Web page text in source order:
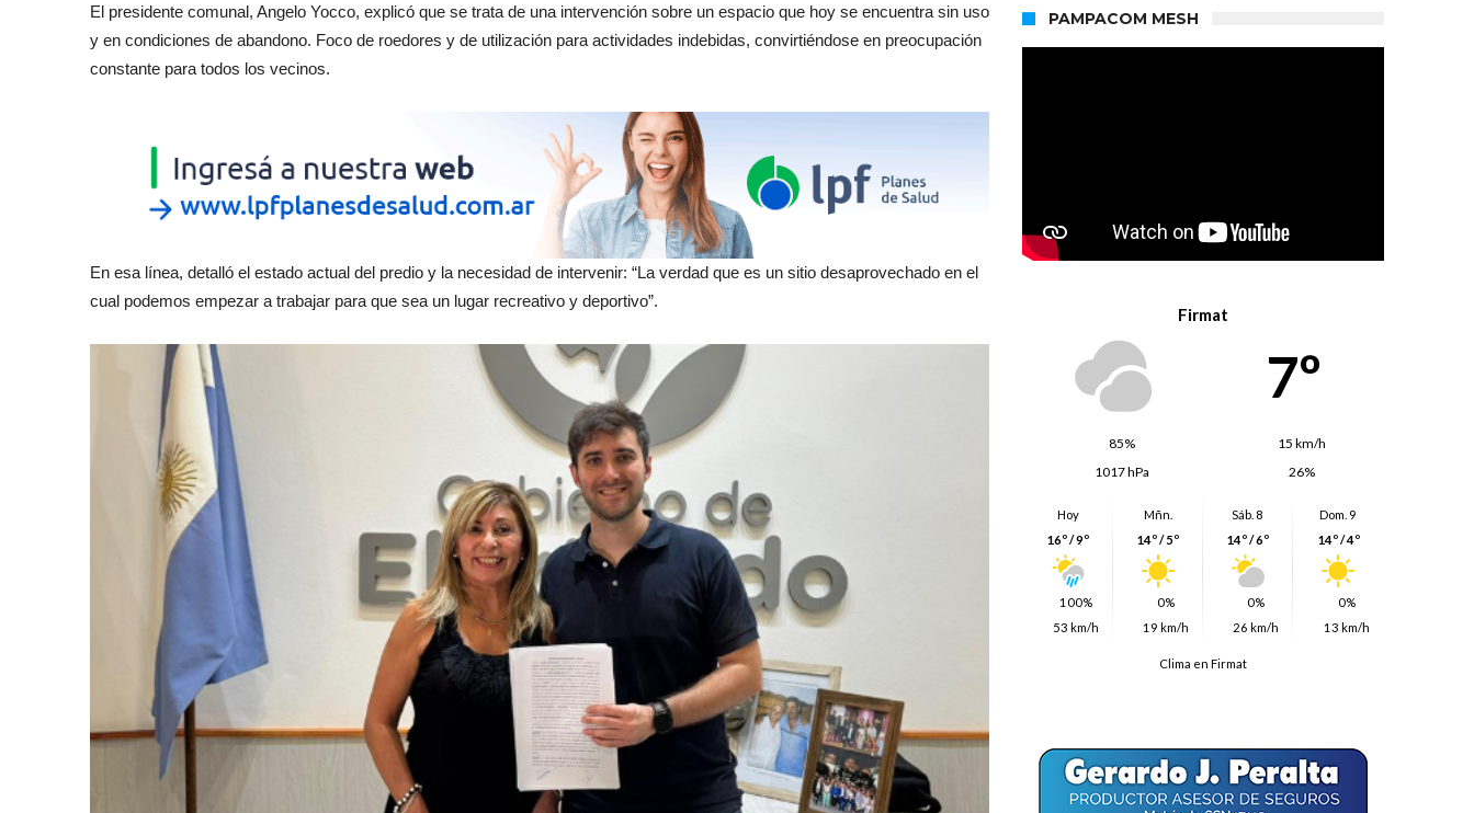
El presidente comunal, Angelo Yocco, explicó que se trata de una intervención sobre un espacio que hoy se encuentra sin uso
y en condiciones de abandono. Foco de roedores y de utilización para actividades indebidas, convirtiéndose en preocupación
constante para todos los vecinos.
En esa línea, detalló el estado actual del predio y la necesidad de intervenir: “La verdad que es un sitio desaprovechado en el
cual podemos empezar a trabajar para que sea un lugar recreativo y deportivo”.
PAMPACOM MESH
Firmat
7º
85%
15 km/h
1017 hPa
26%
Hoy
16º / 9º
100%
53 km/h
Mñn.
14º / 5º
0%
19 km/h
Sáb. 8
14º / 6º
0%
26 km/h
Dom. 9
14º / 4º
0%
13 km/h
Clima en Firmat